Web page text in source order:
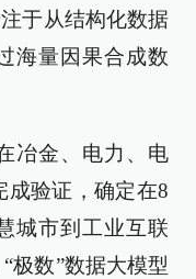
于从结构化数据
海量因果合成数
冶金、电力、电
成验证，确定在8
城市到工业互联
极数”数据大模型